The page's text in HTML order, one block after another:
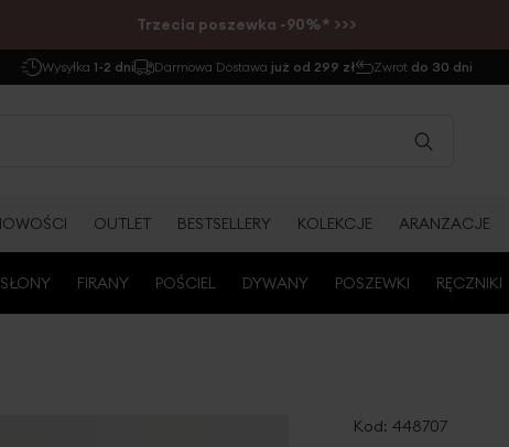
Trzecia poszewka -90%* >>>
Wysyłka 1-2 dni Darmowa Dostawa już od 299 zł Zwrot do 30 dni
OUTLET BESTSELLERY KOLEKCJE ARANŻACJE
FIRANY POŚCIEL DYWANY POSZEWKI RĘCZNIKI
Kod: 448707